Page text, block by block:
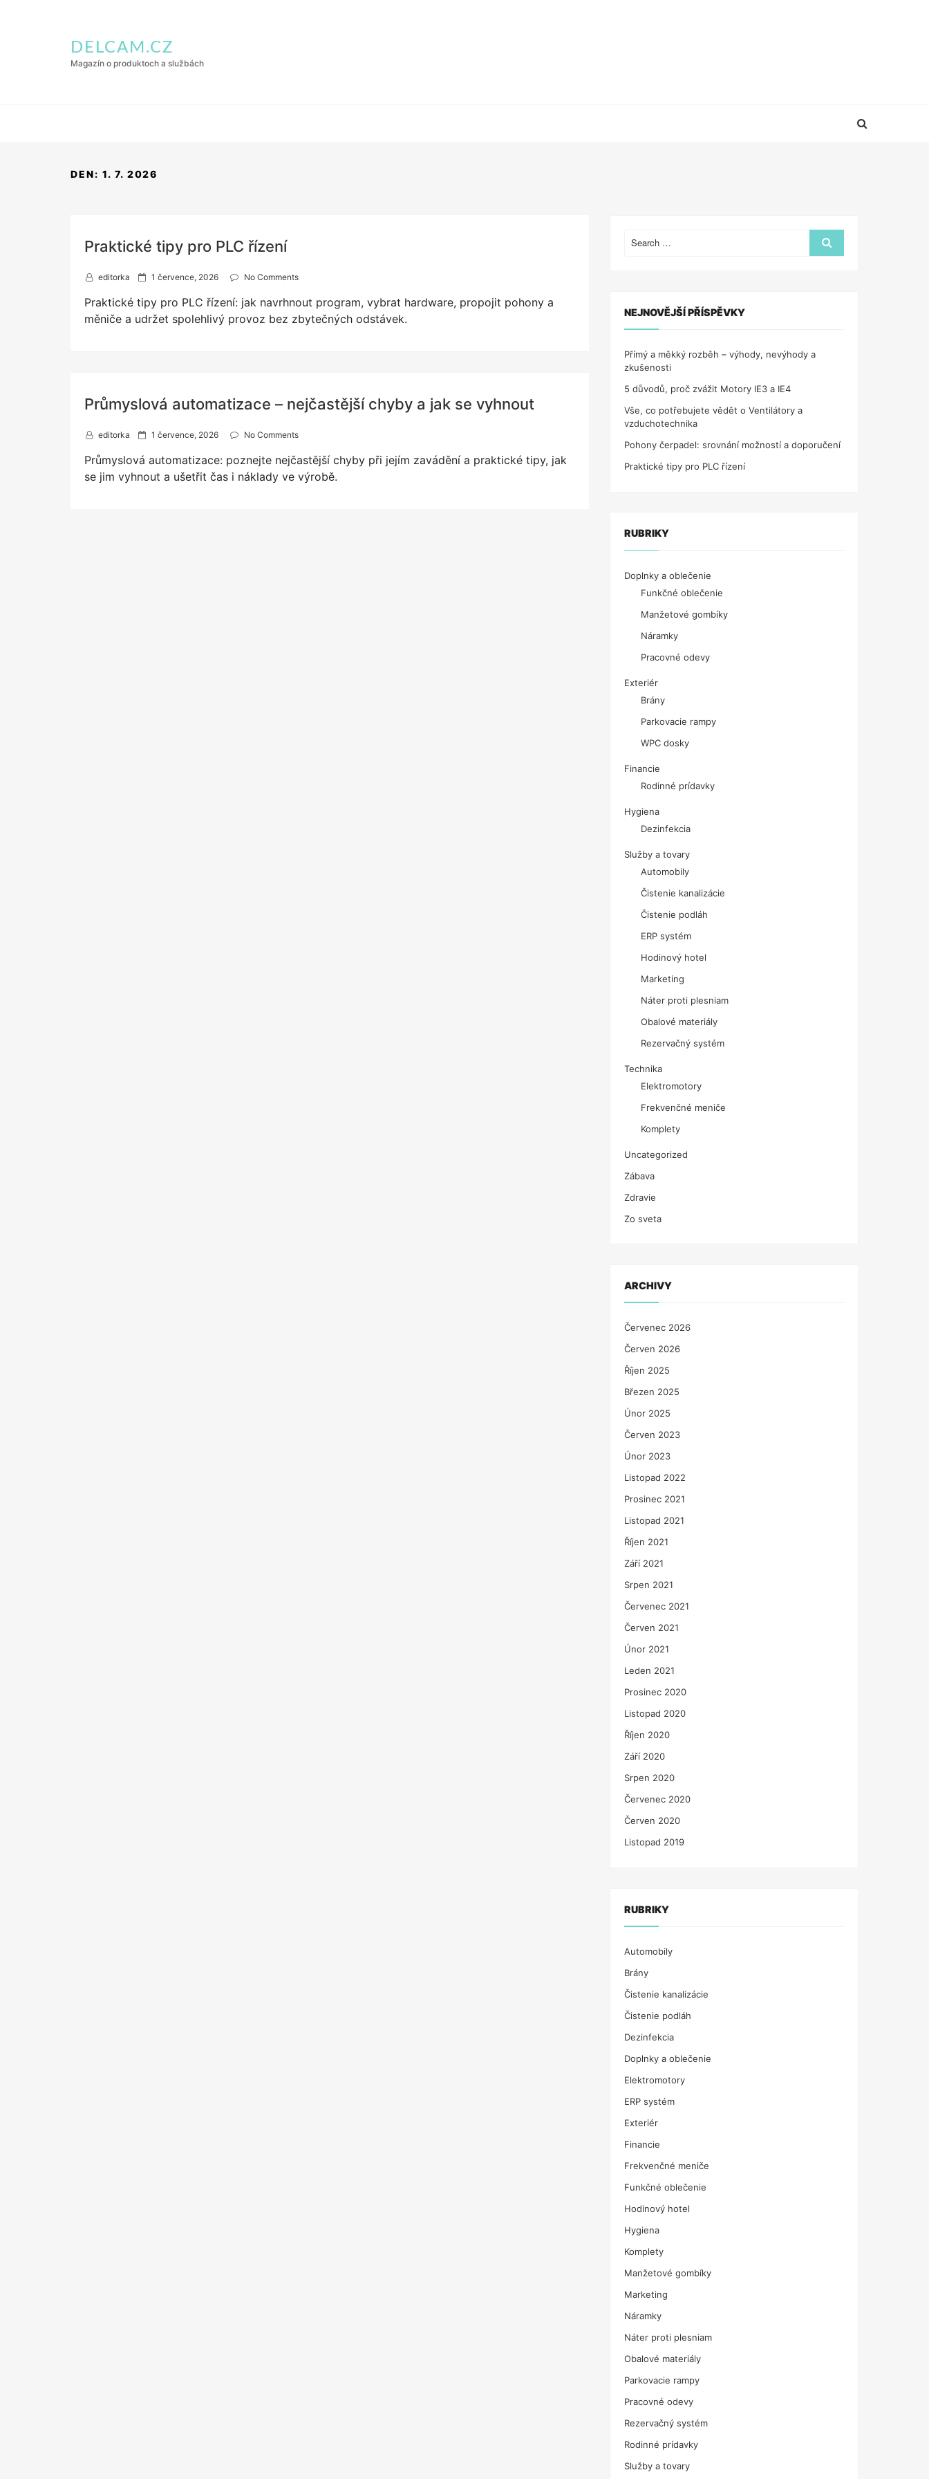
DELCAM.CZ
Magazín o produktoch a službách
DEN: 1. 7. 2026
Praktické tipy pro PLC řízení
editorka
P
s
t
e
1 července, 2026 No Comments
Praktické tipy pro PLC řízení: jak navrhnout program, vybrat hardware, propojit pohony a
měniče a udržet spolehlivý provoz bez zbytečných odstávek.
Průmyslová automatizace – nejčastější chyby a jak se vyhnout
editorka
P
e
1 července, 2026 No Comments
Průmyslová automatizace: poznejte nejčastější chyby při jejím zavádění a praktické tipy, jak
se jim vyhnout a ušetřit čas i náklady ve výrobě.
for:
Search
NEJNOVĚJŠÍ PŘÍSPĚVKY
Přímý a měkký rozběh – výhody, nevýhody a
zkušenosti
5 důvodů, proč zvážit Motory IE3 a IE4
Vše, co potřebujete vědět o Ventilátory a
vzduchotechnika
Pohony čerpadel: srovnání možností a doporučení
Praktické tipy pro PLC řízení
RUBRIKY
Doplnky a oblečenie
Funkčné oblečenie
Manžetové gombíky
Náramky
Pracovné odevy
Exteriér
Brány
Parkovacie rampy
WPC dosky
Financie
Rodinné prídavky
Hygiena
Dezinfekcia
Služby a tovary
Automobily
Čistenie kanalizácie
Čistenie podláh
ERP systém
Hodinový hotel
Marketing
Náter proti plesniam
Obalové materiály
Rezervačný systém
Technika
Elektromotory
Frekvenčné meniče
Komplety
Uncategorized
Zábava
Zdravie
Zo sveta
ARCHIVY
Červenec 2026
Červen 2026
Říjen 2025
Březen 2025
Únor 2025
Červen 2023
Únor 2023
Listopad 2022
Prosinec 2021
Listopad 2021
Říjen 2021
Září 2021
Srpen 2021
Červenec 2021
Červen 2021
Únor 2021
Leden 2021
Prosinec 2020
Listopad 2020
Říjen 2020
Září 2020
Srpen 2020
Červenec 2020
Červen 2020
Listopad 2019
RUBRIKY
Automobily
Brány
Čistenie kanalizácie
Čistenie podláh
Dezinfekcia
Doplnky a oblečenie
Elektromotory
ERP systém
Exteriér
Financie
Frekvenčné meniče
Funkčné oblečenie
Hodinový hotel
Hygiena
Komplety
Manžetové gombíky
Marketing
Náramky
Náter proti plesniam
Obalové materiály
Parkovacie rampy
Pracovné odevy
Rezervačný systém
Rodinné prídavky
Služby a tovary